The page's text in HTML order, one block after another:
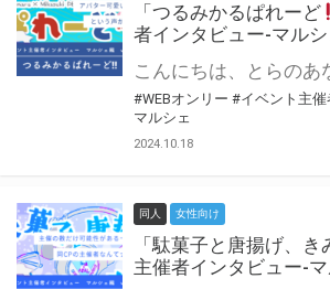
「つるみかるぱれーど
者インタビュー-マル
#WEBオンリー #イベント主
マルシェ
2024.10.18
同人 女性向け
「駄菓子と唐揚げ、
主催者インタビュー-